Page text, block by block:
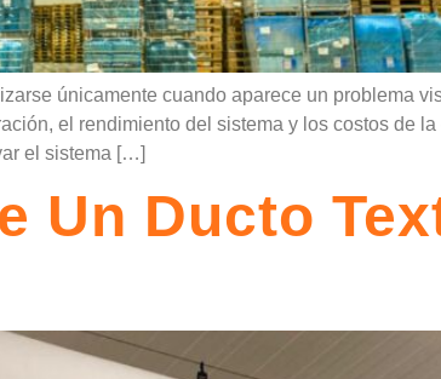
únicamente cuando aparece un problema
el rendimiento del sistema y los costos de
el sistema […]
Un Ducto